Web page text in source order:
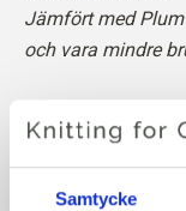
Samtycke
Jämfört med
och vara mindre
Färgsäsongen:
Passar också bra